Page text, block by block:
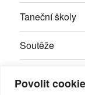
Povolit
Taneční školy
Soutěže